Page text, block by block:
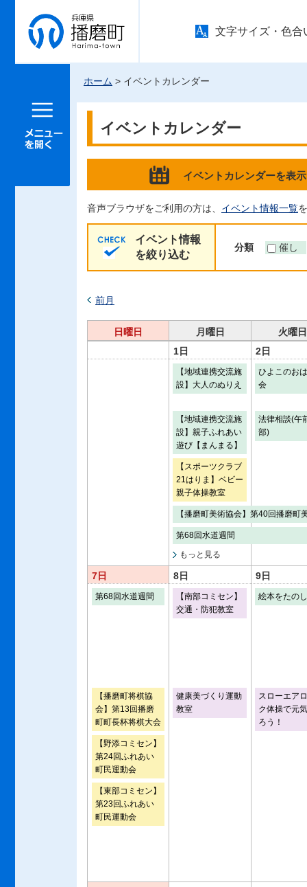
兵庫県 播
磨町
文字サイズ・色合
メニュー
ホーム > イベントカレンダー
イベントカレンダー
イベントカレンダーを表示
音声ブラウザをご利用の方は、 イベント情報一覧
イベント情報
を絞り込む
分類 催し
前月
日曜日 月曜日
火曜日
1日
2日
【地域連携交流施
設】大人のぬりえ
ひよこのお
会
【地域連携交流施
設】親子ふれあい
遊び【まんまる】
法律相談(午
部)
【スポーツクラブ
21はりま】ベビー
親子体操教室
【播磨町美術協会】第40回播磨町
第68回水道週間
もっと見る
7日 8日 9日
第68回水道週間
【南部コミセン】
交通・防犯教室
絵本をたの
【播磨町将棋協
会】第13回播磨
町町長杯将棋大会
健康美づくり運動
教室
スローエア
ク体操で元
ろう！
【野添コミセン】
第24回ふれあい
町民運動会
【東部コミセン】
第23回ふれあい
町民運動会